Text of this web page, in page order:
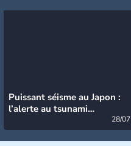
Puissant séisme au Japon :
l’alerte au tsunami
28/07